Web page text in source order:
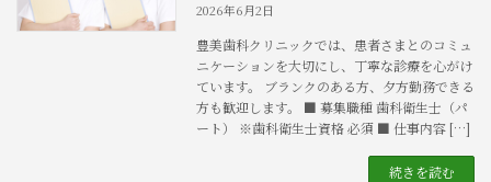
2026年6月2日
豊美歯科クリニックでは、患者さまとのコミュ
ニケーションを大切にし、丁寧な診療を心がけ
ています。 ブランクのある方、夕方勤務できる
方も歓迎します。 ■ 募集職種 歯科衛生士（パ
ート） ※歯科衛生士資格 必須 ■ 仕事内容 […]
続きを読む